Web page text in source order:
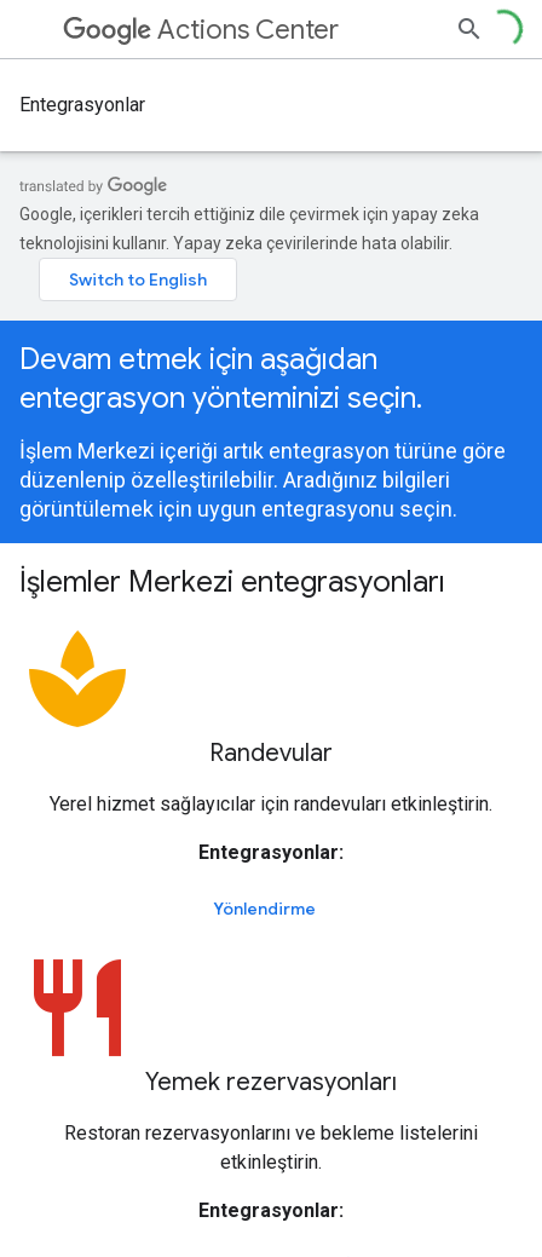
Actions Center
Entegrasyonlar
Google, içerikleri tercih ettiğiniz dile çevirmek için yapay zeka
teknolojisini kullanır. Yapay zeka çevirilerinde hata olabilir.
Devam etmek için aşağıdan
entegrasyon yönteminizi seçin.
İşlem Merkezi içeriği artık entegrasyon türüne göre
düzenlenip özelleştirilebilir. Aradığınız bilgileri
görüntülemek için uygun entegrasyonu seçin.
İşlemler Merkezi entegrasyonları
spa
Randevular
Yerel hizmet sağlayıcılar için randevuları etkinleştirin.
Entegrasyonlar:
Yönlendirme
restaurant
Yemek rezervasyonları
Restoran rezervasyonlarını ve bekleme listelerini
etkinleştirin.
Entegrasyonlar: